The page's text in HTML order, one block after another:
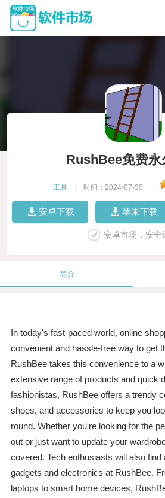
RushBee免费永
工具 时间：2024-07-30
安卓下载 苹果下载
安卓市场，安全
简介
In today's fast-paced world, online
convenient and hassle-free way to get
RushBee takes this convenience to a
extensive range of products and quick
fashionistas, RushBee offers a trendy
shoes, and accessories to keep you
round. Whether you're looking for the
out or just want to update your
covered. Tech enthusiasts will also find
gadgets and electronics at RushBee.
laptops to smart home devices,